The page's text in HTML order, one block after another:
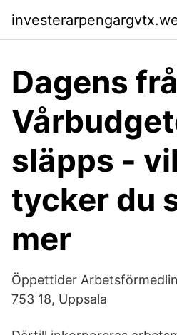
Dagens
släpps -
tycker du
mer
Öppettider
753 18, Uppsala